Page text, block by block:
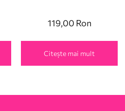
119,00 Ron
Citește mai mult